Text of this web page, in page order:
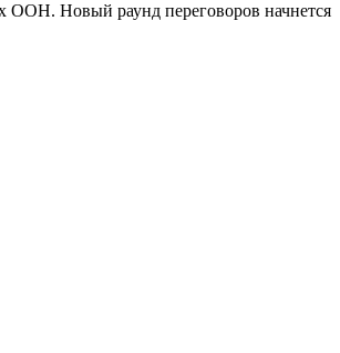
ООН. Новый раунд переговоров начнется